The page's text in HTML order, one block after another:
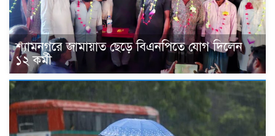
শ্যামনগরে জামায়াত ছেড়ে বিএনপিতে যোগ দিলেন
১২ কর্মী